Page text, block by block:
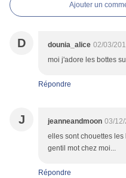
Ajouter un
D dounia_alice 02/03/
moi j'adore les bottes
Répondre
J jeanneandmoon 03/
elles sont chouettes les
gentil mot chez moi...
Répondre